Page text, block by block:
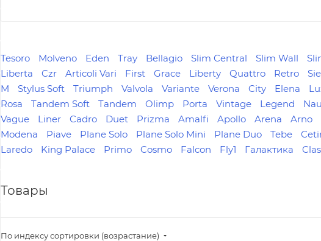
Tesoro Molveno Eden Tray Bellagio Slim Central Slim Wall
Liberta
Czr Articoli Vari First Grace Liberty Quattro Retro
M
Stylus Soft Triumph Valvola Variante Verona City Elena
Rosa
Tandem Soft Tandem Olimp Porta Vintage Legend
Vague
Liner Cadro Duet Prizma Amalfi Apollo Arena Arno
Modena
Piave Plane Solo Plane Solo Mini Plane Duo Tebe
Laredo
King Palace Primo Cosmo Falcon Fly1 Галактика
Товары
По индексу сортировки (возрастание)